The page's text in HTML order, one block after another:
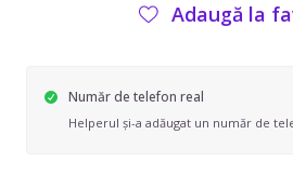
Adaugă la
Număr de telefon real
Helperul și-a adăugat un număr de